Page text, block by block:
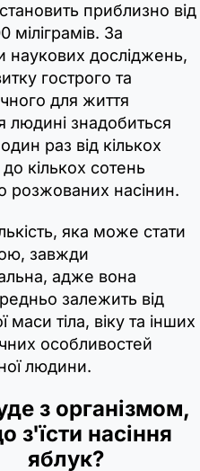
приблизно від
міліграмів. За
наукових досліджень,
гострого та
для життя
людині знадобиться
раз від кількох
до кількох сотень
розжованих насінин.
яка може стати
завжди
адже вона
залежить від
маси тіла, віку та інших
особливостей
людини.
з організмом,
з'їсти насіння
яблук?